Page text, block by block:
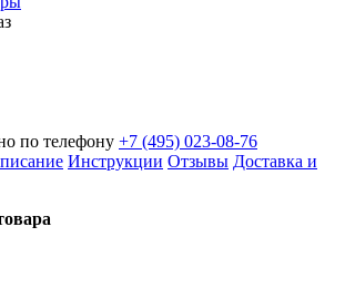
по телефону +7 (495) 023-08-76
Инструкции Отзывы Доставка и